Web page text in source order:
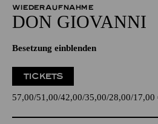
WIEDERAUFNAHME
DON GIO­VANNI
Besetzung einblenden
TICKETS
57,00 51,00 42,00 35,00 28,00 17,00